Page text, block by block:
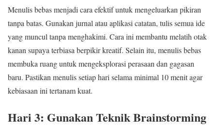
Menulis bebas menjadi cara efektif untuk mengeluarkan pikiran
tanpa batas. Gunakan jurnal atau aplikasi catatan, tulis semua ide
yang muncul tanpa menghakimi. Cara ini membantu melatih otak
kanan supaya terbiasa berpikir kreatif. Selain itu, menulis bebas
membuka ruang untuk mengeksplorasi perasaan dan gagasan
baru. Pastikan menulis setiap hari selama minimal 10 menit agar
kebiasaan ini tertanam kuat.
Hari 3: Gunakan Teknik Brainstorming